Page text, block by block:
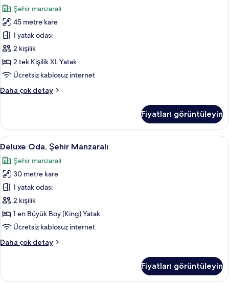
Şehir
Manzaralı
için
tüm
fotoğrafları
görün
Şehir manzaralı
45 metre kare
1 yatak odası
2 kişilik
2 tek Kişilik XL Yatak
Ücretsiz kablosuz internet
Daha çok detay
Basic
hakkında
daha
fazla
Fiyatları görüntüleyin
Deluxe
Oda,
Şehir
Manzaralı
için
tüm
fotoğrafları
görün
Deluxe Oda, Şehir Manzaralı |
5
Deluxe Oda, Şehir Manzaralı
Şehir manzaralı
30 metre kare
1 yatak odası
2 kişilik
1 en Büyük Boy (King) Yatak
Ücretsiz kablosuz internet
Daha çok detay
Deluxe
hakkında
Fiyatları görüntüleyin